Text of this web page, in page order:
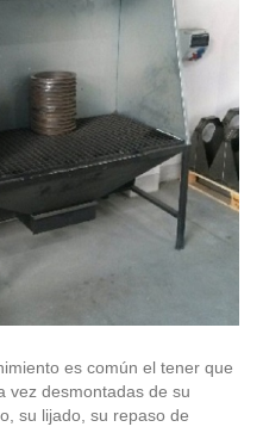
es común el tener que
vez desmontadas de su
su lijado, su repaso de